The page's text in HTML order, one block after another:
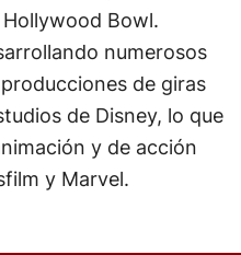
Bowl.
numerosos
de giras
de Disney, lo que
y de acción
y Marvel.